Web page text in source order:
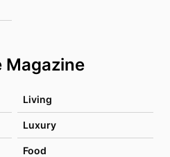
Magazine
Living
Luxury
Food